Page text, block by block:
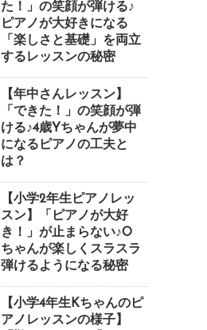
た！」の笑顔が弾ける♪
ピアノが大好きになる
「楽しさと基礎」を両立
するレッスンの秘密
【年中さんレッスン】
「できた！」の笑顔が弾
ける♪4歳Yちゃんが夢中
になるピアノの工夫と
は？
【小学2年生ピアノレッ
スン】「ピアノが大好
き！」が止まらない♪O
ちゃんが楽しくスラスラ
弾けるようになる秘密
【小学4年生Kちゃんのピ
アノレッスンの様子】